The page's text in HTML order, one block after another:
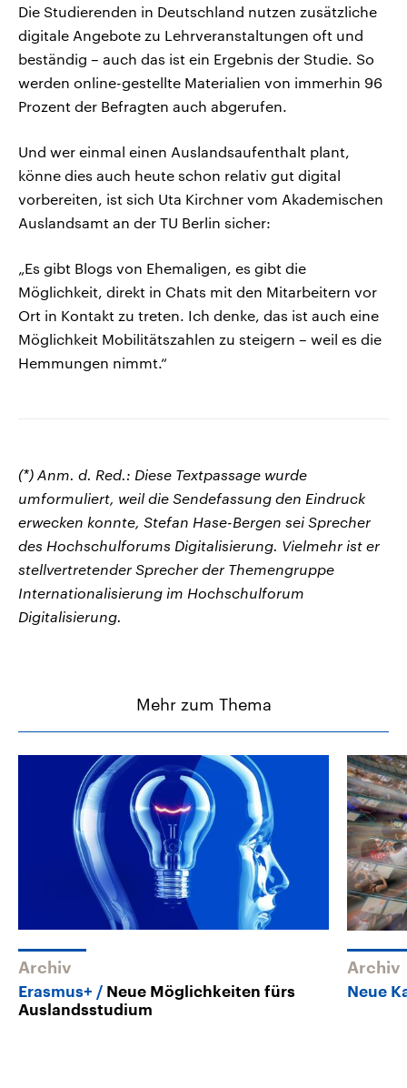
Die Studierenden in Deutschland nutzen zusätzliche
digitale Angebote zu Lehrveranstaltungen oft und
beständig – auch das ist ein Ergebnis der Studie. So
werden online-gestellte Materialien von immerhin 96
Prozent der Befragten auch abgerufen.
Und wer einmal einen Auslandsaufenthalt plant,
könne dies auch heute schon relativ gut digital
vorbereiten, ist sich Uta Kirchner vom Akademischen
Auslandsamt an der TU Berlin sicher:
„Es gibt Blogs von Ehemaligen, es gibt die
Möglichkeit, direkt in Chats mit den Mitarbeitern vor
Ort in Kontakt zu treten. Ich denke, das ist auch eine
Möglichkeit Mobilitätszahlen zu steigern – weil es die
Hemmungen nimmt.“
(*) Anm. d. Red.: Diese Textpassage wurde
umformuliert, weil die Sendefassung den Eindruck
erwecken konnte, Stefan Hase-Bergen sei Sprecher
des Hochschulforums Digitalisierung. Vielmehr ist er
stellvertretender Sprecher der Themengruppe
Internationalisierung im Hochschulforum
Digitalisierung.
Mehr zum Thema
Archiv
Erasmus+
Neue Möglichkeiten fürs
Auslandsstudium
Archiv
Neue